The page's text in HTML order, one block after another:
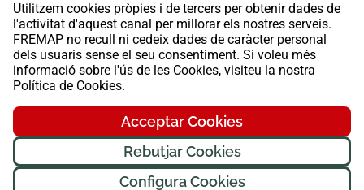
Utilitzem cookies pròpies i de tercers per obtenir dades de
l'activitat d'aquest canal per millorar els nostres serveis.
FREMAP no recull ni cedeix dades de caràcter personal
dels usuaris sense el seu consentiment. Si voleu més
informació sobre l'ús de les Cookies, visiteu la nostra
Política de Cookies.
Acceptar Cookies
Rebutjar Cookies
Configura Cookies
FREMAP Ⓒ Tots els drets reservats